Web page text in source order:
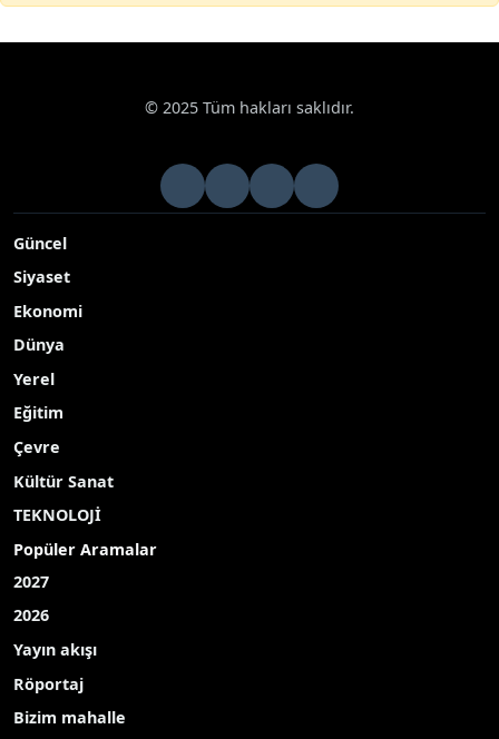
© 2025 Tüm hakları saklıdır.
Güncel
Siyaset
Ekonomi
Dünya
Yerel
Eğitim
Çevre
Kültür Sanat
TEKNOLOJİ
Popüler Aramalar
2027
2026
Yayın akışı
Röportaj
Bizim mahalle